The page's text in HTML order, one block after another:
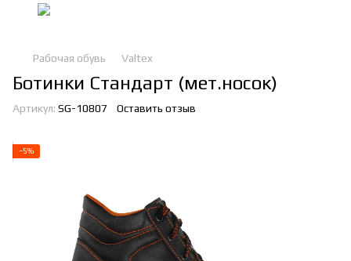
Рабочая обувь Valtex
Ботинки Стандарт (мет.носок)
Артикул: SG-10807 Оставить отзыв
−5%